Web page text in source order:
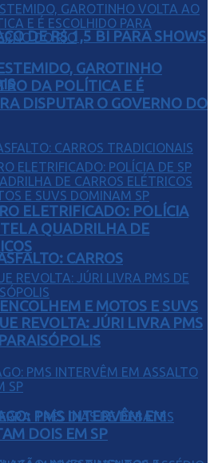
DE R$ 1,5 BI PARA SHOWS
CARROS
E MOTOS E SUVS
GAROTINHO
DA POLÍTICA E É
DISPUTAR O GOVERNO DO
ELETRIFICADO: POLÍCIA
QUADRILHA DE
REVOLTA: JÚRI LIVRA PMS
PMS INTERVÊM EM
DOIS EM SP